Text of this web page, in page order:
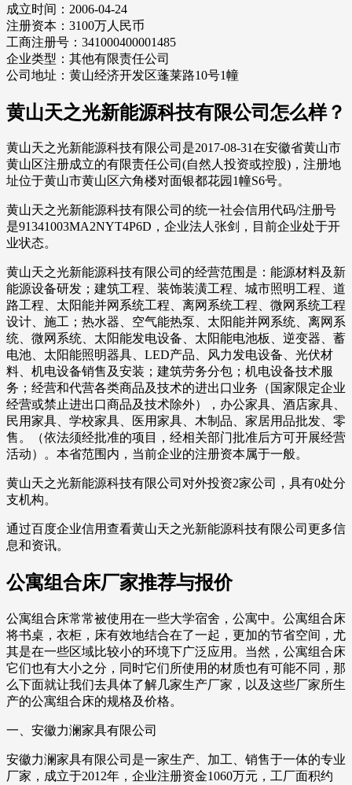
成立时间：2006-04-24
注册资本：3100万人民币
工商注册号：341000400001485
企业类型：其他有限责任公司
公司地址：黄山经济开发区蓬莱路10号1幢
黄山天之光新能源科技有限公司怎么样？
黄山天之光新能源科技有限公司是2017-08-31在安徽省黄山市
黄山区注册成立的有限责任公司(自然人投资或控股)，注册地
址位于黄山市黄山区六角楼对面银都花园1幢S6号。
黄山天之光新能源科技有限公司的统一社会信用代码/注册号
是91341003MA2NYT4P6D，企业法人张剑，目前企业处于开
业状态。
黄山天之光新能源科技有限公司的经营范围是：能源材料及新
能源设备研发；建筑工程、装饰装潢工程、城市照明工程、道
路工程、太阳能并网系统工程、离网系统工程、微网系统工程
设计、施工；热水器、空气能热泵、太阳能并网系统、离网系
统、微网系统、太阳能发电设备、太阳能电池板、逆变器、蓄
电池、太阳能照明器具、LED产品、风力发电设备、光伏材
料、机电设备销售及安装；建筑劳务分包；机电设备技术服
务；经营和代营各类商品及技术的进出口业务（国家限定企业
经营或禁止进出口商品及技术除外），办公家具、酒店家具、
民用家具、学校家具、医用家具、木制品、家居用品批发、零
售。（依法须经批准的项目，经相关部门批准后方可开展经营
活动）。本省范围内，当前企业的注册资本属于一般。
黄山天之光新能源科技有限公司对外投资2家公司，具有0处分
支机构。
通过百度企业信用查看黄山天之光新能源科技有限公司更多信
息和资讯。
公寓组合床厂家推荐与报价
公寓组合床常常被使用在一些大学宿舍，公寓中。公寓组合床
将书桌，衣柜，床有效地结合在了一起，更加的节省空间，尤
其是在一些区域比较小的环境下广泛应用。当然，公寓组合床
它们也有大小之分，同时它们所使用的材质也有可能不同，那
么下面就让我们去具体了解几家生产厂家，以及这些厂家所生
产的公寓组合床的规格及价格。
一、安徽力澜家具有限公司
安徽力澜家具有限公司是一家生产、加工、销售于一体的专业
厂家，成立于2012年，企业注册资金1060万元，工厂面积约